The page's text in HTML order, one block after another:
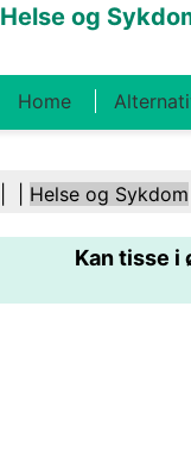
Helse og
Home
Kosthold Og
Helsebransjen
Sikkerhet Kirurgi
Helse og Sykdom
Kan tisse i